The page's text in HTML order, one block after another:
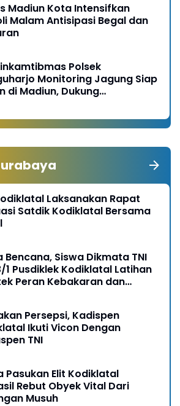
Madiun Kota Intensifkan
Malam Antisipasi Begal dan
Polsek
Monitoring Jagung Siap
di Madiun, Dukung
Laksanakan Rapat
Satdik Kodiklatal Bersama
Bencana, Siswa Dikmata TNI
1 Pusdiklek Kodiklatal Latihan
Peran Kebakaran dan
Persepsi, Kadispen
Ikuti Vicon Dengan
TNI
Pasukan Elit Kodiklatal
Rebut Obyek Vital Dari
Musuh